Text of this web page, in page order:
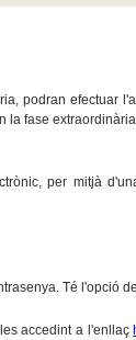
podran efectuar
fase
per mitjà
Té l'opció
accedint a l'enllaç